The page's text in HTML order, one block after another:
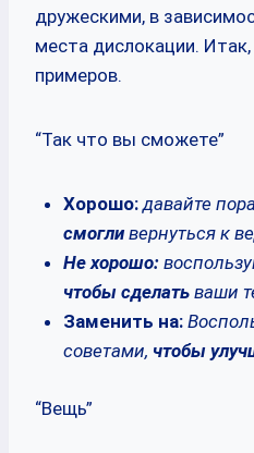
дружескими, в
места дислокации.
примеров.
“Так что вы cможете”
Хорошо:давайте
смогливернуться к
Не хорошо:
чтобы сделатьваши
Заменить на:
советами, чтобы
“Вещь”